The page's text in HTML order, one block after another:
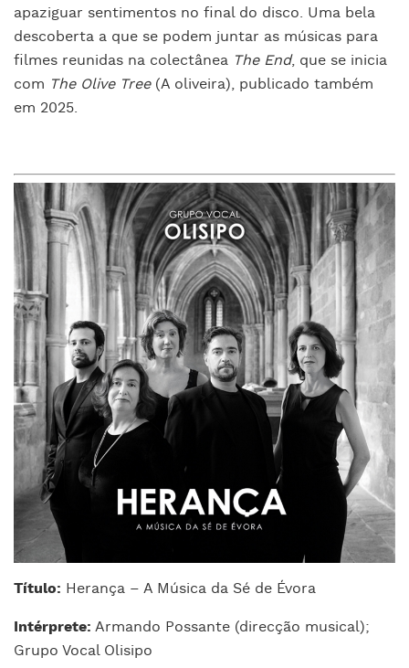
apaziguar sentimentos no final do disco. Uma bela
descoberta a que se podem juntar as músicas para
filmes reunidas na colectânea The End, que se inicia
com The Olive Tree(A oliveira), publicado também
em 2025.
Título: Herança – A Música da Sé de Évora
Intérprete: Armando Possante (direcção musical);
Grupo Vocal Olisipo